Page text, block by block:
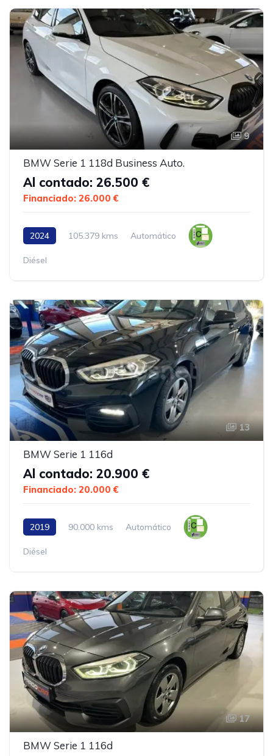
9
BMW Serie 1 118d Business Auto.
Al contado: 26.500 €
Financiado: 26.000 €
2024 105.379 kms Automático
Diésel
13
BMW Serie 1 116d
Al contado: 20.900 €
Financiado: 20.000 €
2019 90.000 kms Automático
Diésel
17
BMW Serie 1 116d